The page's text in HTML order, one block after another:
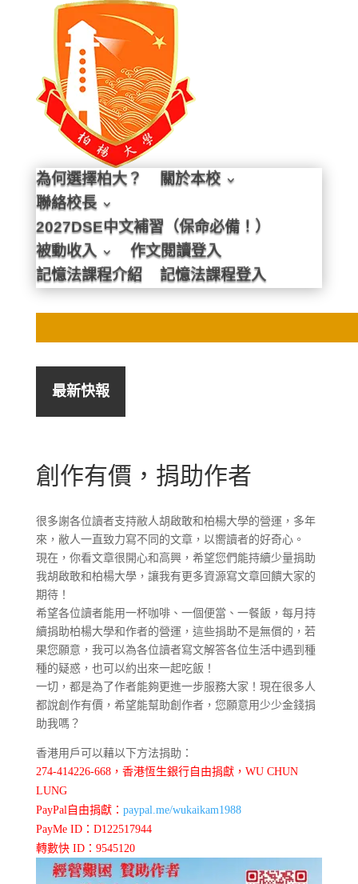
為何選擇柏大？
關於本校
聯絡校長
2027DSE中文補習（保命必備！）
被動收入
作文閱讀登入
記憶法課程介紹
記憶法課程登入
最新快報
創作有價，捐助作者
很多謝各位讀者支持敝人胡啟敢和柏楊大學的營運，多年
來，敝人一直致力寫不同的文章，以嚮讀者的好奇心。
現在，你看文章很開心和高興，希望您們能持續少量捐助
我胡啟敢和柏楊大學，讓我有更多資源寫文章回饋大家的
期待！
希望各位讀者能用一杯咖啡、一個便當、一餐飯，每月持
續捐助柏楊大學和作者的營運，這些捐助不是無償的，若
果您願意，我可以為各位讀者寫文解答各位生活中遇到種
種的疑惑，也可以約出來一起吃飯！
一切，都是為了作者能夠更進一步服務大家！現在很多人
都說創作有價，希望能幫助創作者，您願意用少少金錢捐
助我嗎？
香港用戶可以藉以下方法捐助：
274-414226-668，香港恆生銀行自由捐獻，WU CHUN
LUNG
PayPal自由捐獻： paypal.me/wukaikam1988
PayMe ID：D122517944
轉數快 ID：9545120